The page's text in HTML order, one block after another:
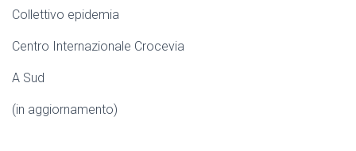
Collettivo epidemia
Centro Internazionale Crocevia
A Sud
(in aggiornamento)